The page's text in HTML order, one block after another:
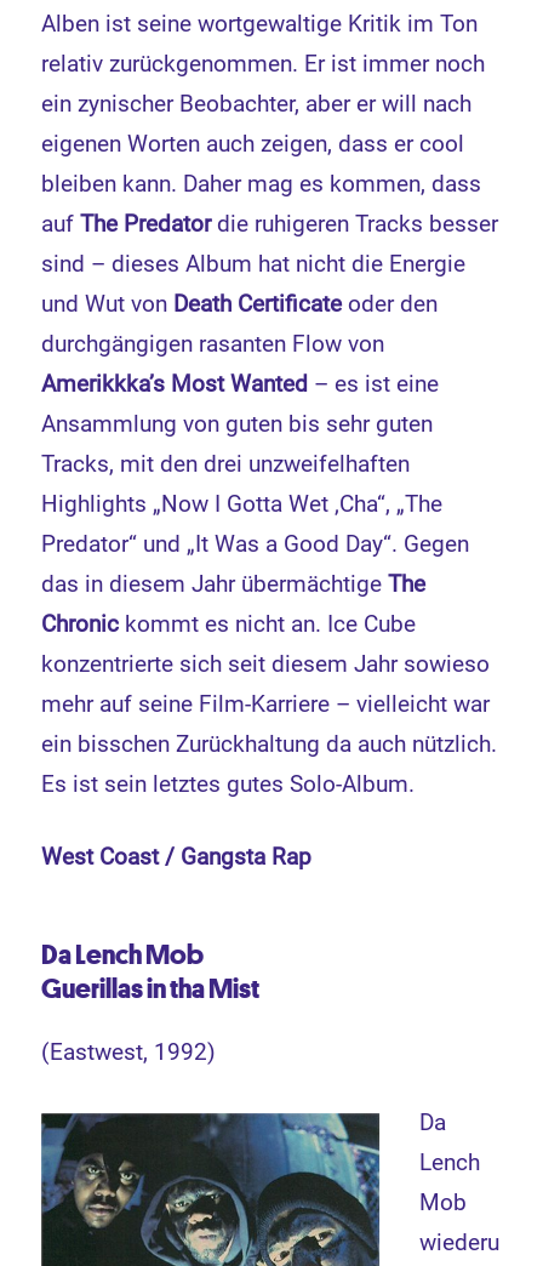
Alben ist seine wortgewaltige Kritik im Ton
relativ zurückgenommen. Er ist immer noch
ein zynischer Beobachter, aber er will nach
eigenen Worten auch zeigen, dass er cool
bleiben kann. Daher mag es kommen, dass
aufThe Predator die ruhigeren Tracks besser
sind – dieses Album hat nicht die Energie
und Wut von Death Certificateoder den
durchgängigen rasanten Flow von
Amerikkka’s Most Wanted – es ist eine
Ansammlung von guten bis sehr guten
Tracks, mit den drei unzweifelhaften
Highlights „Now I Gotta Wet ‚Cha“, „The
Predator“ und „It Was a Good Day“. Gegen
das in diesem Jahr übermächtigeThe
Chronic kommt es nicht an. Ice Cube
konzentrierte sich seit diesem Jahr sowieso
mehr auf seine Film-Karriere – vielleicht war
ein bisschen Zurückhaltung da auch nützlich.
Es ist sein letztes gutes Solo-Album.
West Coast / Gangsta Rap
Da Lench Mob
Guerillas in tha Mist
(Eastwest, 1992)
Da
Lench
Mob
wiederu